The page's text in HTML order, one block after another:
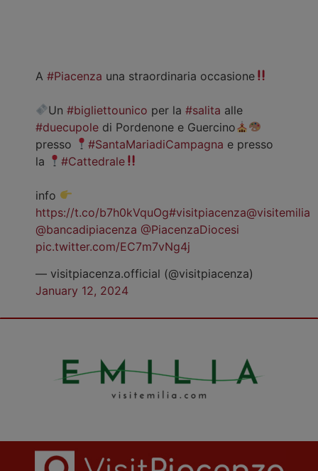
A #Piacenza una straordinaria occasione
Un#bigliettounico per la#salita alle
#duecupole di Pordenone e Guercino
presso
#SantaMariadiCampagna e presso
la
#Cattedrale
info
https://t.co/b7h0kVquOg#visitpiacenza@visitemilia
@bancadipiacenza @PiacenzaDiocesi
pic.twitter.com/EC7m7vNg4j
— visitpiacenza.official (@visitpiacenza)
January 12, 2024